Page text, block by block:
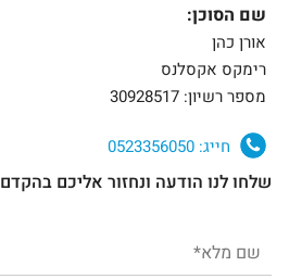
שם הסוכן:
אורן כהן
רימקס אקסלנס
מספר רשיון: 30928517
חייג:
שלחו לנו הודעה ונחזור אליכם בהקדם